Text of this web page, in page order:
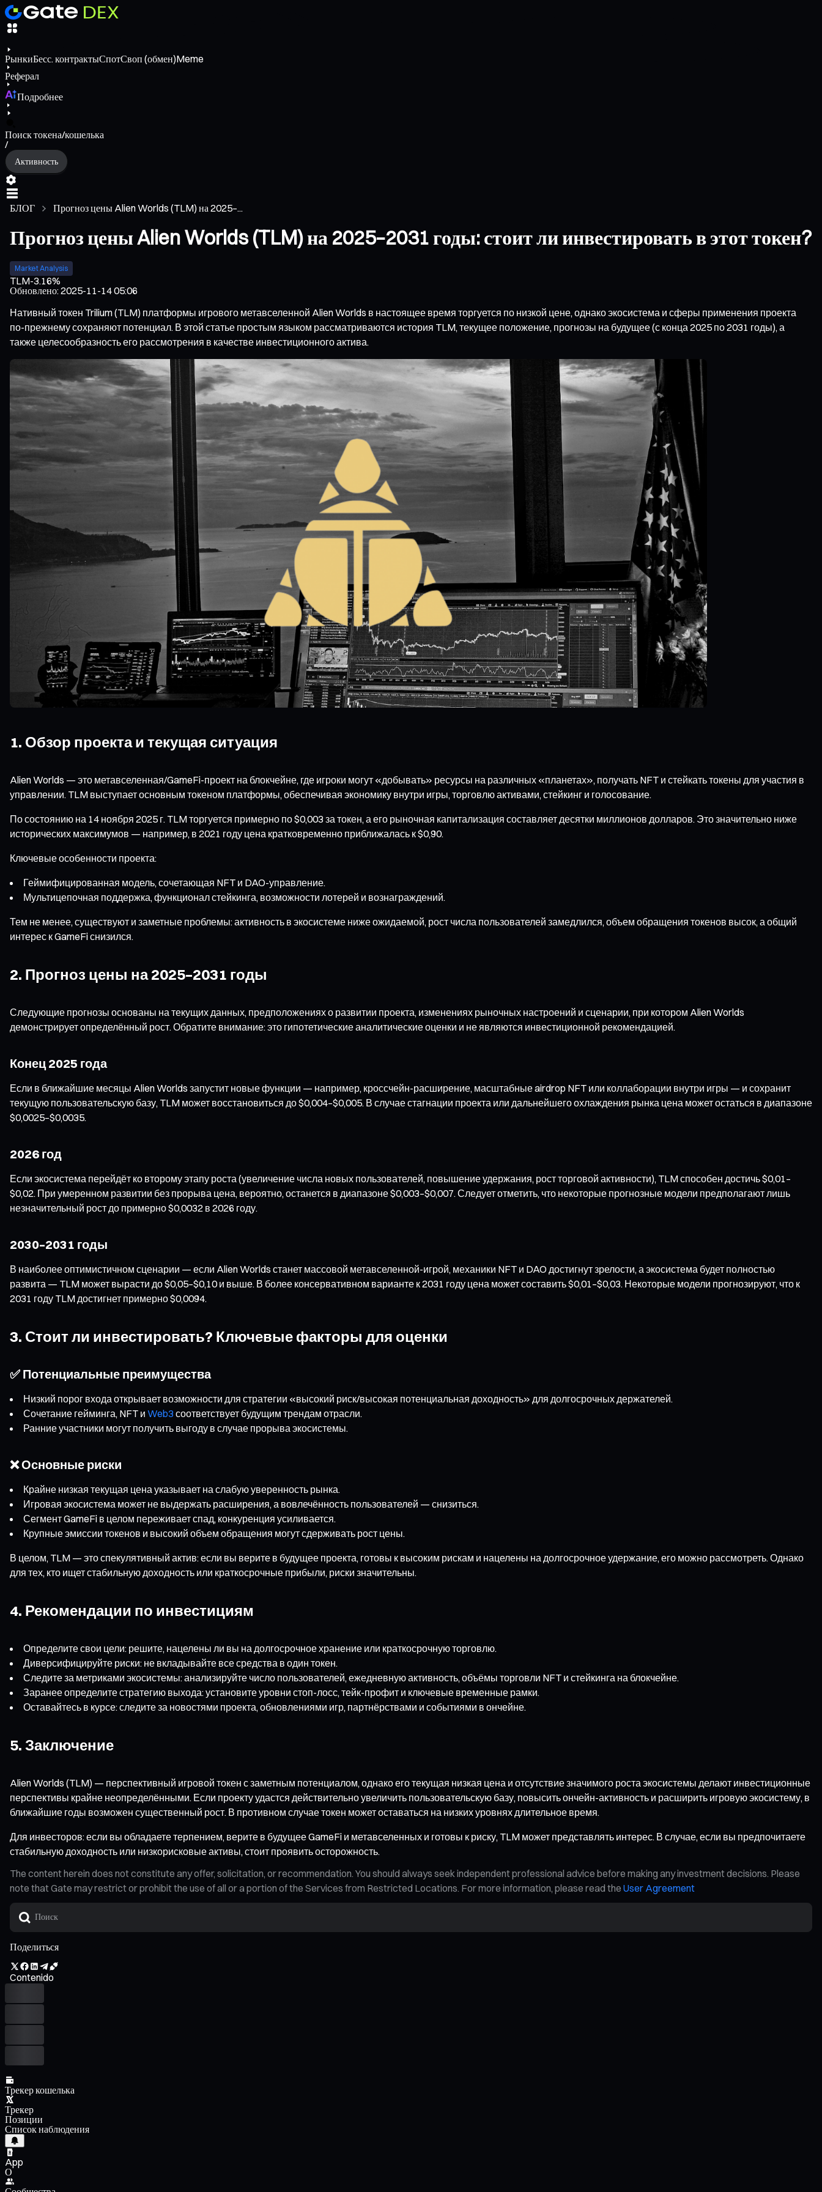
РынкиБесс. контрактыСпотСвоп (обмен)Meme
Реферал
Подробнее
Поиск токена/кошелька
/
Активность
БЛОГ Прогноз цены Alien Worlds (TLM) на 2025–...
Прогноз цены Alien Worlds (TLM) на 2025–2031 годы: стоит ли инвестировать в этот токен?
Market Analysis
TLM-3.16%
Обновлено:2025-11-14 05:06
Нативный токен Trilium (TLM) платформы игрового метавселенной Alien Worlds в настоящее время торгуется по низкой цене, однако экосистема и сферы применения проекта
по-прежнему сохраняют потенциал. В этой статье простым языком рассматриваются история TLM, текущее положение, прогнозы на будущее (с конца 2025 по 2031 годы), а
также целесообразность его рассмотрения в качестве инвестиционного актива.
1. Обзор проекта и текущая ситуация
Alien Worlds — это метавселенная/GameFi-проект на блокчейне, где игроки могут «добывать» ресурсы на различных «планетах», получать NFT и стейкать токены для участия в
управлении. TLM выступает основным токеном платформы, обеспечивая экономику внутри игры, торговлю активами, стейкинг и голосование.
По состоянию на 14 ноября 2025 г. TLM торгуется примерно по $0,003 за токен, а его рыночная капитализация составляет десятки миллионов долларов. Это значительно ниже
исторических максимумов — например, в 2021 году цена кратковременно приближалась к $0,90.
Ключевые особенности проекта:
Геймифицированная модель, сочетающая NFT и DAO-управление.
Мультицепочная поддержка, функционал стейкинга, возможности лотерей и вознаграждений.
Тем не менее, существуют и заметные проблемы: активность в экосистеме ниже ожидаемой, рост числа пользователей замедлился, объем обращения токенов высок, а общий
интерес к GameFi снизился.
2. Прогноз цены на 2025–2031 годы
Следующие прогнозы основаны на текущих данных, предположениях о развитии проекта, изменениях рыночных настроений и сценарии, при котором Alien Worlds
демонстрирует определённый рост. Обратите внимание: это гипотетические аналитические оценки и не являются инвестиционной рекомендацией.
Конец 2025 года
Если в ближайшие месяцы Alien Worlds запустит новые функции — например, кроссчейн-расширение, масштабные airdrop NFT или коллаборации внутри игры — и сохранит
текущую пользовательскую базу, TLM может восстановиться до $0,004–$0,005. В случае стагнации проекта или дальнейшего охлаждения рынка цена может остаться в диапазоне
$0,0025–$0,0035.
2026 год
Если экосистема перейдёт ко второму этапу роста (увеличение числа новых пользователей, повышение удержания, рост торговой активности), TLM способен достичь $0,01–
$0,02. При умеренном развитии без прорыва цена, вероятно, останется в диапазоне $0,003–$0,007. Следует отметить, что некоторые прогнозные модели предполагают лишь
незначительный рост до примерно $0,0032 в 2026 году.
2030–2031 годы
В наиболее оптимистичном сценарии — если Alien Worlds станет массовой метавселенной-игрой, механики NFT и DAO достигнут зрелости, а экосистема будет полностью
развита — TLM может вырасти до $0,05–$0,10 и выше. В более консервативном варианте к 2031 году цена может составить $0,01–$0,03. Некоторые модели прогнозируют, что к
2031 году TLM достигнет примерно $0,0094.
3. Стоит ли инвестировать? Ключевые факторы для оценки
✅ Потенциальные преимущества
Низкий порог входа открывает возможности для стратегии «высокий риск/высокая потенциальная доходность» для долгосрочных держателей.
Сочетание гейминга, NFT и Web3 соответствует будущим трендам отрасли.
Ранние участники могут получить выгоду в случае прорыва экосистемы.
❌ Основные риски
Крайне низкая текущая цена указывает на слабую уверенность рынка.
Игровая экосистема может не выдержать расширения, а вовлечённость пользователей — снизиться.
Сегмент GameFi в целом переживает спад, конкуренция усиливается.
Крупные эмиссии токенов и высокий объем обращения могут сдерживать рост цены.
В целом, TLM — это спекулятивный актив: если вы верите в будущее проекта, готовы к высоким рискам и нацелены на долгосрочное удержание, его можно рассмотреть. Однако
для тех, кто ищет стабильную доходность или краткосрочные прибыли, риски значительны.
4. Рекомендации по инвестициям
Определите свои цели: решите, нацелены ли вы на долгосрочное хранение или краткосрочную торговлю.
Диверсифицируйте риски: не вкладывайте все средства в один токен.
Следите за метриками экосистемы: анализируйте число пользователей, ежедневную активность, объёмы торговли NFT и стейкинга на блокчейне.
Заранее определите стратегию выхода: установите уровни стоп-лосс, тейк-профит и ключевые временные рамки.
Оставайтесь в курсе: следите за новостями проекта, обновлениями игр, партнёрствами и событиями в ончейне.
5. Заключение
Alien Worlds (TLM) — перспективный игровой токен с заметным потенциалом, однако его текущая низкая цена и отсутствие значимого роста экосистемы делают инвестиционные
перспективы крайне неопределёнными. Если проекту удастся действительно увеличить пользовательскую базу, повысить ончейн-активность и расширить игровую экосистему, в
ближайшие годы возможен существенный рост. В противном случае токен может оставаться на низких уровнях длительное время.
Для инвесторов: если вы обладаете терпением, верите в будущее GameFi и метавселенных и готовы к риску, TLM может представлять интерес. В случае, если вы предпочитаете
стабильную доходность или низкорисковые активы, стоит проявить осторожность.
The content herein does not constitute any offer, solicitation, or recommendation. You should always seek independent professional advice before making any investment decisions. Please
note that Gate may restrict or prohibit the use of all or a portion of the Services from Restricted Locations. For more information, please read the User Agreement
Поделиться
Contenido
Трекер кошелька
Трекер
Позиции
Список наблюдения
App
О